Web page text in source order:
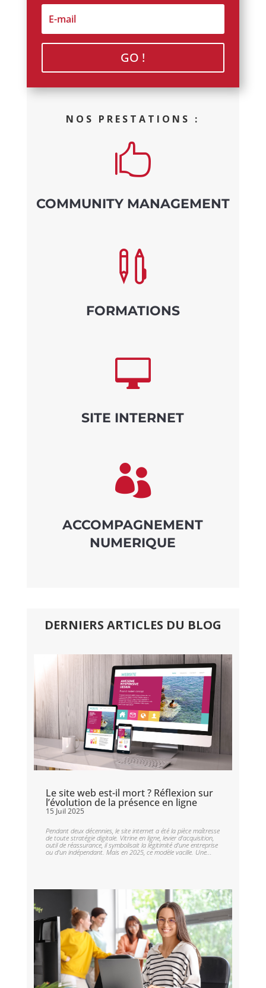
GO !
NOS PRESTATIONS :

COMMUNITY MANAGEMENT

FORMATIONS

SITE INTERNET

ACCOMPAGNEMENT
NUMERIQUE
DERNIERS ARTICLES DU BLOG
Le site web est-il mort ? Réflexion sur
l’évolution de la présence en ligne
15 Juil 2025
Pendant deux décennies, le site internet a été la pièce maîtresse
de toute stratégie digitale. Vitrine en ligne, levier d'acquisition,
outil de réassurance, il symbolisait la légitimité d'une entreprise
ou d'un indépendant. Mais en 2025, ce modèle vacille. Une...